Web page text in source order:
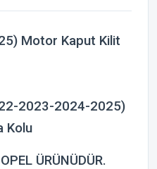
Motor Kaput Kilit
2023-2024-2025)
Kolu
ÜRÜNÜDÜR.